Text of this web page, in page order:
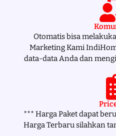
Otomatis bisa
Marketing Kami
data-data Anda dan
*** Harga Paket dapat
Harga Terbaru silahkan